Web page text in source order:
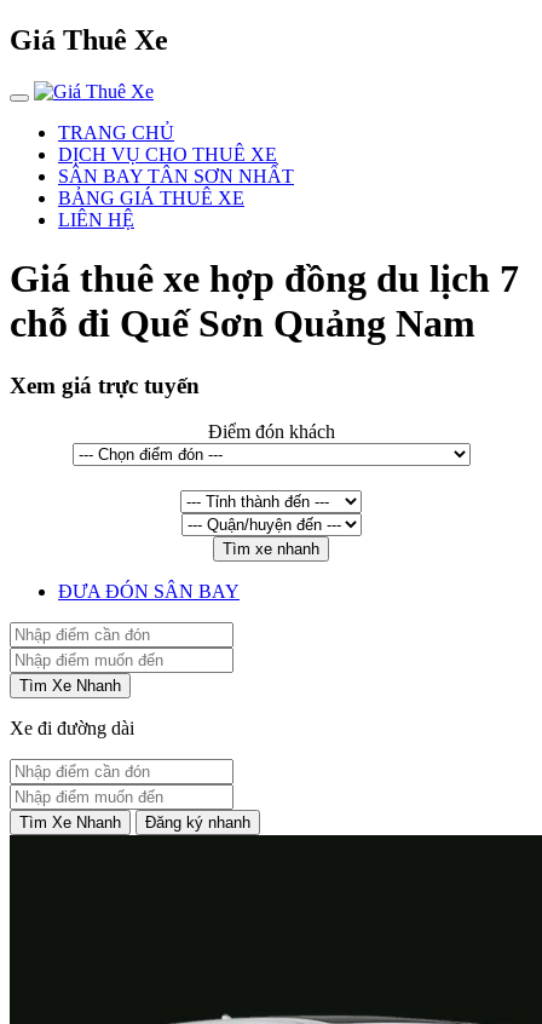
Giá Thuê Xe
TRANG CHỦ
DỊCH VỤ CHO THUÊ XE
SÂN BAY TÂN SƠN NHẤT
BẢNG GIÁ THUÊ XE
LIÊN HỆ
Giá thuê xe hợp đồng du lịch 7
chỗ đi Quế Sơn Quảng Nam
Xem giá trực tuyến
Điểm đón khách
Tìm xe nhanh
ĐƯA ĐÓN SÂN BAY
Tìm Xe Nhanh
Xe đi đường dài
Tìm Xe Nhanh Đăng ký nhanh